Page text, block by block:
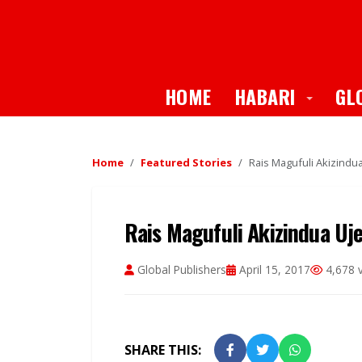
HOME HABARI
Home Featured Stories Rais Magufuli
Rais Magufuli Akizindua
Global Publishers April 15, 2017 4,678
SHARE THIS: